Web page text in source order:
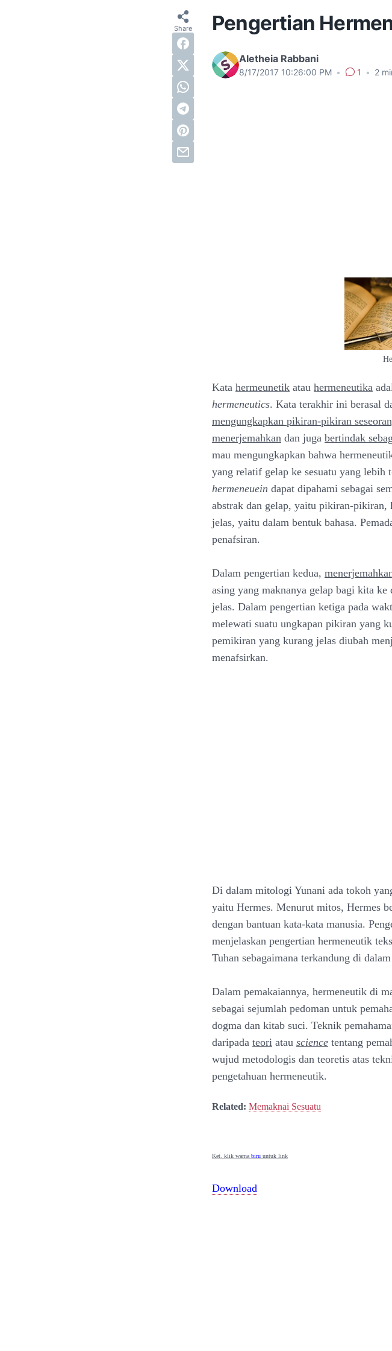
Pengertian
Aletheia Rabbani
8/17/2017 10:26:00 PM • 1 • 2
Kata hermeunetik atau hermeneutika
hermeneutics. Kata terakhir ini berasal
mengungkapkan pikiran-pikiran
menerjemahkan dan juga bertindak
mau mengungkapkan bahwa
yang relatif gelap ke sesuatu yang lebih
hermeneuein dapat dipahami sebagai
abstrak dan gelap, yaitu pikiran-pikiran,
jelas, yaitu dalam bentuk bahasa.
penafsiran.
Dalam pengertian kedua,
asing yang maknanya gelap bagi kita
jelas. Dalam pengertian ketiga pada
melewati suatu ungkapan pikiran yang
pemikiran yang kurang jelas diubah
menafsirkan.
Di dalam mitologi Yunani ada tokoh
yaitu Hermes. Menurut mitos, Hermes
dengan bantuan kata-kata manusia.
menjelaskan pengertian hermeneutik
Tuhan sebagaimana terkandung di
Dalam pemakaiannya, hermeneutik di
sebagai sejumlah pedoman untuk
dogma dan kitab suci. Teknik
daripada teori atau science tentang
wujud metodologis dan teoretis atas
pengetahuan hermeneutik.
Related: Memaknai Sesuatu
Ket. klik warna biru untuk link
Download